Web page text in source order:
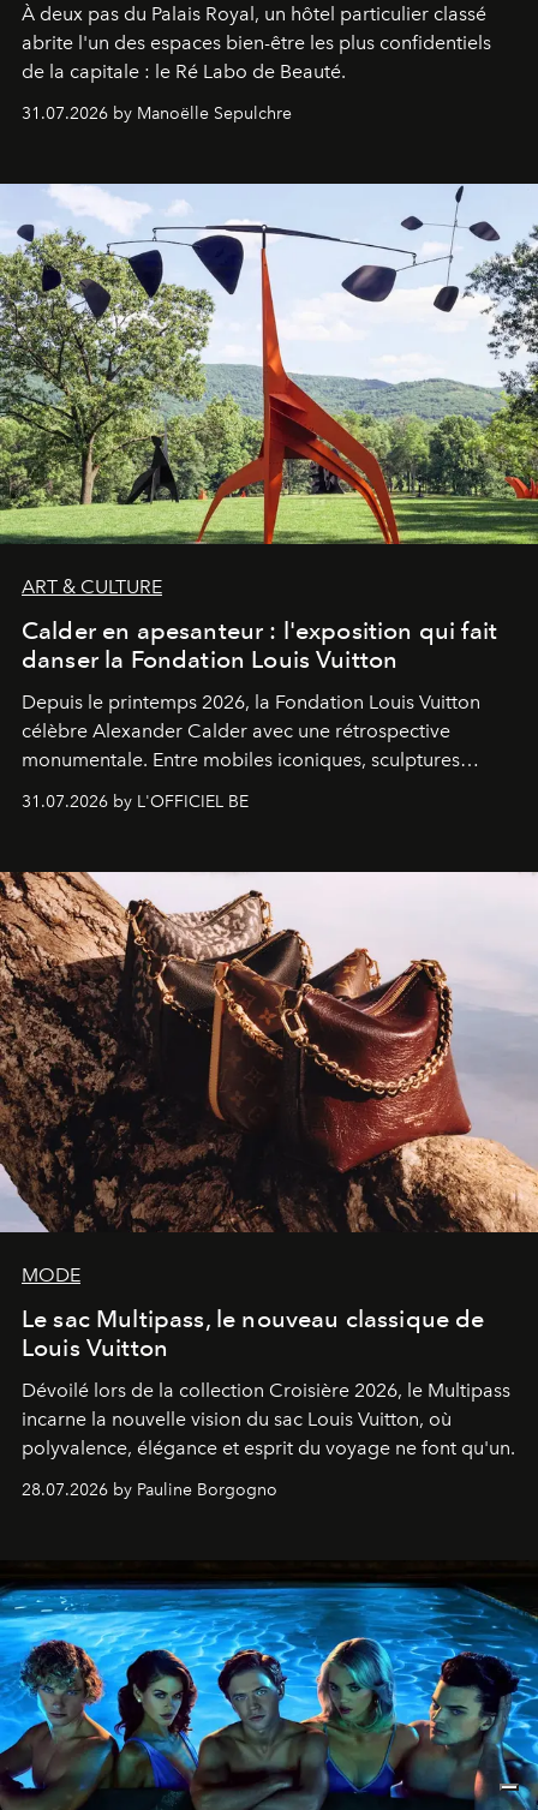
À deux pas du Palais Royal, un hôtel particulier classé
abrite l'un des espaces bien-être les plus confidentiels
de la capitale : le Ré Labo de Beauté.
31.07.2026 by Manoëlle Sepulchre
ART & CULTURE
Calder en apesanteur : l'exposition qui fait
danser la Fondation Louis Vuitton
Depuis le printemps 2026, la Fondation Louis Vuitton
célèbre Alexander Calder avec une rétrospective
monumentale. Entre mobiles iconiques, sculptures
américain investit les espaces imaginés par Frank Gehry
sculpture.
31.07.2026 by L'OFFICIEL BE
MODE
Le sac Multipass, le nouveau classique de
Louis Vuitton
Dévoilé lors de la collection Croisière 2026, le Multipass
incarne la nouvelle vision du sac Louis Vuitton, où
polyvalence, élégance et esprit du voyage ne font qu'un.
28.07.2026 by Pauline Borgogno